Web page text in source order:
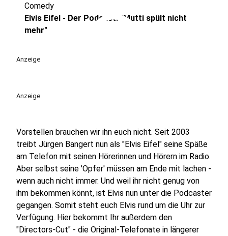
play_circle
Comedy
Elvis Eifel - Der Podcast: "Mutti spült nicht
mehr"
Anzeige
Anzeige
Vorstellen brauchen wir ihn euch nicht. Seit 2003
treibt Jürgen Bangert nun als "Elvis Eifel" seine Späße
am Telefon mit seinen Hörerinnen und Hörern im Radio.
Aber selbst seine 'Opfer' müssen am Ende mit lachen -
wenn auch nicht immer. Und weil ihr nicht genug von
ihm bekommen könnt, ist Elvis nun unter die Podcaster
gegangen. Somit steht euch Elvis rund um die Uhr zur
Verfügung. Hier bekommt Ihr außerdem den
"Directors-Cut" - die Original-Telefonate in längerer